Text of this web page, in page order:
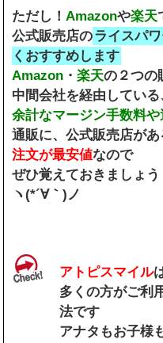
ただし！Amazonや楽天
公式販売店のライスパ
くおすすめします
Amazon ・楽天の２つの
中間会社を経由してい
余計なマージン手数料
通販に、公式販売店が
注文が最安値なので
ぜひ覚えておきましょう
ヽ(*´∀｀)ノ
アトピスマイル
多くの方がご利
法です
アナタもお子様